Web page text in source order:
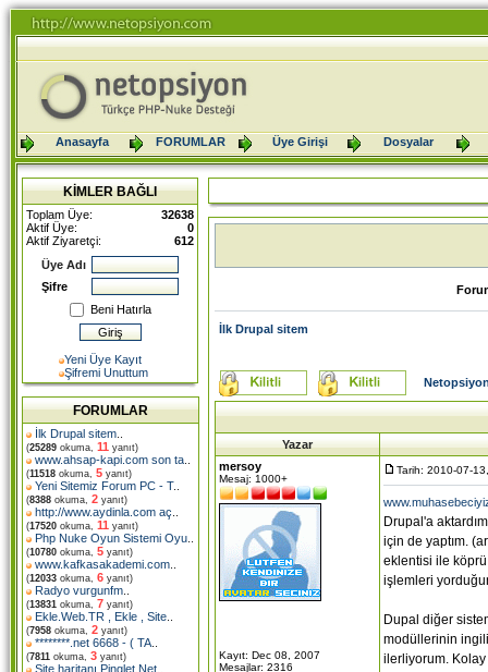
Anasayfa FORUMLAR Üye Girişi Dosyalar
KİMLER BAĞLI
Toplam Üye:
32638
Aktif Üye:
0
Aktif Ziyaretçi:
612
Üye Adı
Şifre
Beni Hatırla
Yeni Üye Kayıt
Şifremi Unuttum
FORUMLAR
İlk Drupal sitem
(25289 okuma, 11 yanıt)
www.ahsap-kapi.com son ta
(11518 okuma, 5 yanıt)
Yeni Sitemiz Forum PC - T..
(8388 okuma, 2 yanıt)
http://www.aydinla.com aç
(17520 okuma, 11 yanıt)
Php Nuke Oyun Sistemi Oyu
(10780 okuma, 5 yanıt)
www.kafkasakademi.com
(12033 okuma, 6 yanıt)
Radyo vurgunfm
(13831 okuma, 7 yanıt)
Ekle.Web.TR , Ekle , Site
(7958 okuma, 2 yanıt)
********.net 6668 - ( TA
(7811 okuma, 3 yanıt)
Site haritanı Pinglet.Net
İlk Drupal sitem
Yazar
mersoy
Mesaj: 1000+
Kayıt: Dec 08, 2007
Mesajlar: 2316
Tarih: 2010-07-
Drupal'a
için de yaptım.
eklentisi ile köprü
işlemleri
Dupal diğer
modüllerinin
ilerliyorum.